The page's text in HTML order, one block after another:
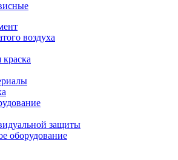
воздуха
защиты
оборудование